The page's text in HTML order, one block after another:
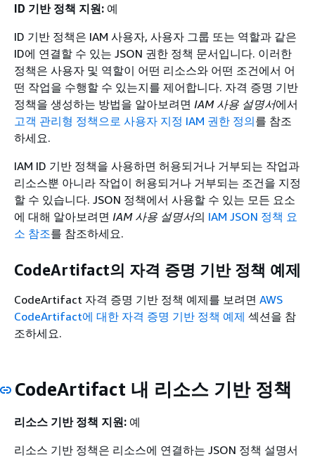
ID 기반 정책 지원: 예
ID 기반 정책은 IAM 사용자, 사용자 그룹 또는 역할과 같은
ID에 연결할 수 있는 JSON 권한 정책 문서입니다. 이러한
정책은 사용자 및 역할이 어떤 리소스와 어떤 조건에서 어
떤 작업을 수행할 수 있는지를 제어합니다. 자격 증명 기반
정책을 생성하는 방법을 알아보려면 IAM 사용 설명서에서
고객 관리형 정책으로 사용자 지정 IAM 권한 정의를 참조
하세요.
IAM ID 기반 정책을 사용하면 허용되거나 거부되는 작업과
리소스뿐 아니라 작업이 허용되거나 거부되는 조건을 지정
할 수 있습니다. JSON 정책에서 사용할 수 있는 모든 요소
에 대해 알아보려면 IAM 사용 설명서의 IAM JSON 정책 요
소 참조를 참조하세요.
CodeArtifact의 자격 증명 기반 정책 예제
CodeArtifact 자격 증명 기반 정책 예제를 보려면 AWS
CodeArtifact에 대한 자격 증명 기반 정책 예제 섹션을 참
조하세요.
CodeArtifact 내 리소스 기반 정책
리소스 기반 정책 지원: 예
리소스 기반 정책은 리소스에 연결하는 JSON 정책 설명서